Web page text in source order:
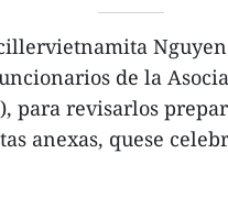
de la
para revisarlos
anexas, quese